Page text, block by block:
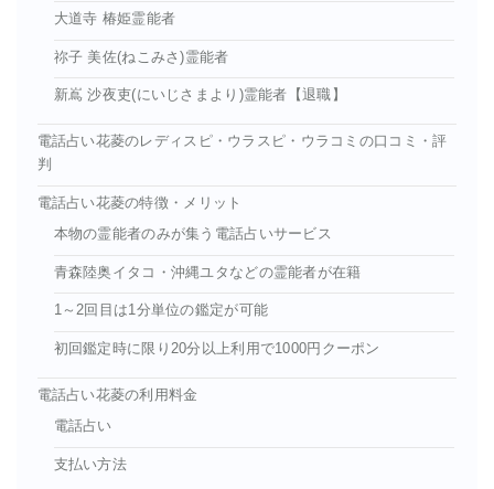
大道寺 椿姫霊能者
祢子 美佐(ねこみさ)霊能者
新嶌 沙夜吏(にいじさまより)霊能者【退職】
電話占い花菱のレディスピ・ウラスピ・ウラコミの口コミ・評
判
電話占い花菱の特徴・メリット
本物の霊能者のみが集う電話占いサービス
青森陸奥イタコ・沖縄ユタなどの霊能者が在籍
1～2回目は1分単位の鑑定が可能
初回鑑定時に限り20分以上利用で1000円クーポン
電話占い花菱の利用料金
電話占い
支払い方法